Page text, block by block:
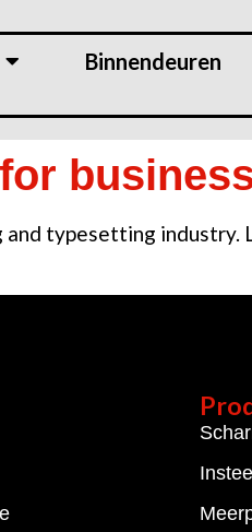
Binnendeuren
typesetting industry.